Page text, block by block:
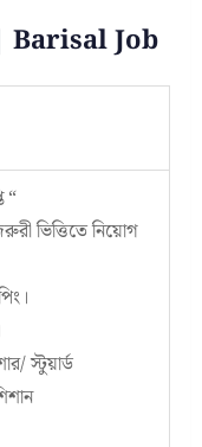
Barisal Job
“
ভিত্তিতে নিয়োগ
স্টুয়ার্ড